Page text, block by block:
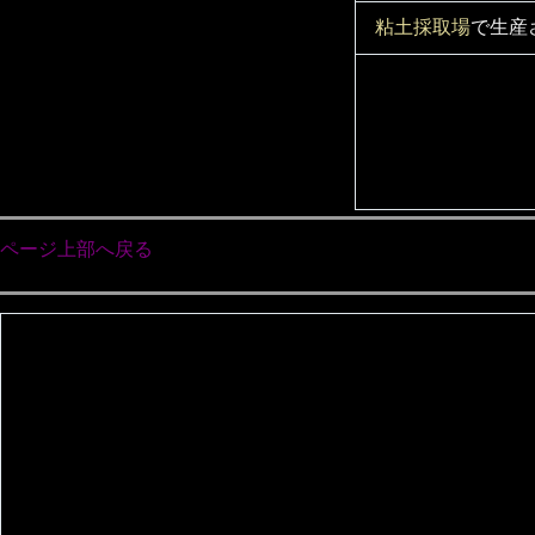
粘土採取場で生産
ページ上部へ戻る